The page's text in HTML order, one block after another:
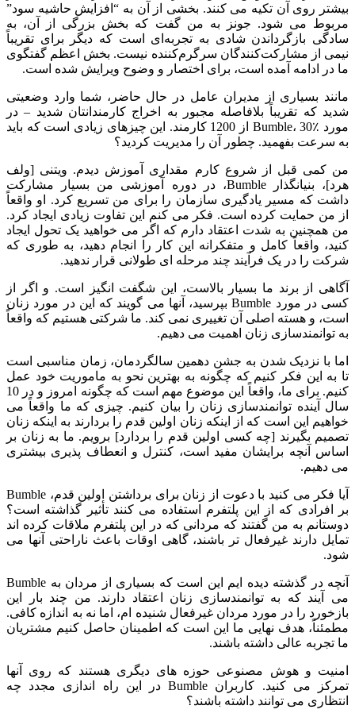
بیشتر روی آن تکیه می کنند. بخشی از آن به “افزایش حاشیه سود”
مربوط می شود. جونز به من گفت که بخش بزرگی از آن، به
سادگی بازگرداندن شادی به تجربه‌ای است که دیگر برای تقریباً
نیمی از مشارکت‌کنندگان سرگرم‌کننده نیست. بخش اعظم گفتگوی
ما در ادامه آمده است، برای اختصار و وضوح ویرایش شده است.
مانند بسیاری از مدیران عامل در حال حاضر، شما وارد وضعیتی
شدید که تقریباً بلافاصله مجبور به اخراج کارمندانتان شدید – در
مورد Bumble، 30٪ از 1200 کارمند. این چیزهای زیادی است که باید
به سرعت بفهمید. چطور آن را مدیریت کردید؟
من کمی قبل از شروع کارم مقداری آموزش دیدم. ویتنی [ولف
هرد]، بنیانگذار Bumble، در دوره آموزشی من بسیار مشارکت
داشت که مسیر یادگیری سازمان را برای من تسریع کرد. او واقعاً
از من حمایت کرده است. فکر می کنم این تفاوت زیادی ایجاد کرد.
من همچنین به شدت اعتقاد دارم که اگر می خواهید یک تحول ایجاد
کنید، واقعاً کامل و متفکرانه این کار را انجام دهید، به طوری که
شرکت را در یک فرآیند چند مرحله ای طولانی قرار ندهید.
آگاهی از برند ما بسیار بالاست، این شگفت انگیز است. و اگر از
کسی در مورد Bumble بپرسید، آنها می گویند که این در مورد زنان
است، و هسته اصلی آن تغییری نمی کند. ما شرکتی هستیم که واقعاً
به توانمندسازی زنان اهمیت می دهیم.
اما با نزدیک شدن به جشن دهمین سالگردمان، زمان مناسبی است
تا به این فکر کنیم که چگونه به بهترین نحو به ماموریت خود عمل
کنیم. برای ما، واقعاً این موضوع مهم است که چگونه امروز و در 10
سال آینده توانمندسازی زنان را بیان کنیم. چیزی که ما واقعاً می
خواهیم این است که از اینکه زنان اولین قدم را بردارند به اینکه زنان
تصمیم بگیرند [چه کسی اولین قدم را بردارد] برویم. ما به زنان بر
اساس آنچه برایشان مفید است، کنترل و انعطاف پذیری بیشتری
می دهیم.
آیا فکر می کنید با دعوت از زنان برای برداشتن اولین قدم، Bumble
بر افرادی که از این پلتفرم استفاده می کنند تأثیر گذاشته است؟
دوستانم به من گفتند که مردانی که در این پلتفرم ملاقات کرده اند
تمایل دارند غیرفعال تر باشند، گاهی اوقات باعث ناراحتی آنها می
شود.
آنچه در گذشته دیده ایم این است که بسیاری از مردان به Bumble
می آیند که به توانمندسازی زنان اعتقاد دارند. من چند بار این
بازخورد را در مورد مردان غیرفعال شنیده ام، اما نه به اندازه کافی.
مطمئناً، هدف نهایی ما این است که اطمینان حاصل کنیم مشتریان
ما تجربه عالی داشته باشند.
امنیت و هوش مصنوعی حوزه های دیگری هستند که روی آنها
تمرکز می کنید. کاربران Bumble در این راه اندازی مجدد چه
انتظاری می توانند داشته باشند؟